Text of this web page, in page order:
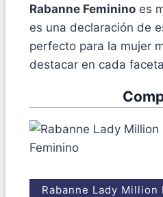
Rabanne Feminino es
es una declaración de
perfecto para la mujer
destacar en cada
Rabanne Lady Million